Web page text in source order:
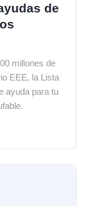
de
millones de
EEE, la Lista
ayuda para tu